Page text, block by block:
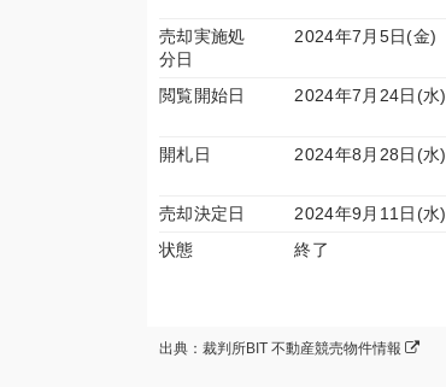
売却実施処
分日
2024年7月5日(金)
閲覧開始日 2024年7月24日(水)
開札日
2024年8月28日(水)
売却決定日
2024年9月11日(水)
状態
終了
出典：裁判所BIT 不動産競売物件情報